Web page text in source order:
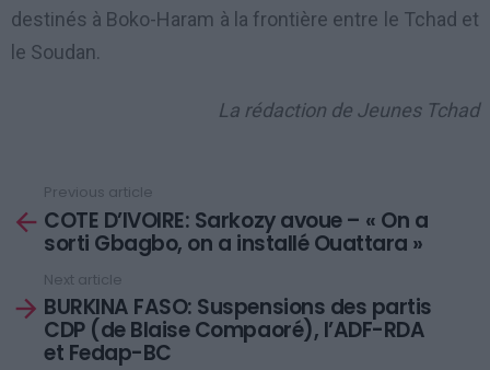
destinés à Boko-Haram à la frontière entre le Tchad et
le Soudan.
La rédaction de Jeunes Tchad
more
Previous article
COTE D’IVOIRE: Sarkozy avoue – « On a
sorti Gbagbo, on a installé Ouattara »
Next article
BURKINA FASO: Suspensions des partis
CDP (de Blaise Compaoré), l’ADF-RDA
et Fedap-BC